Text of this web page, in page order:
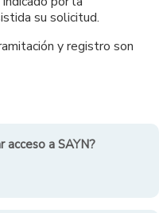
su solicitud.
y registro son
acceso a SAYN?